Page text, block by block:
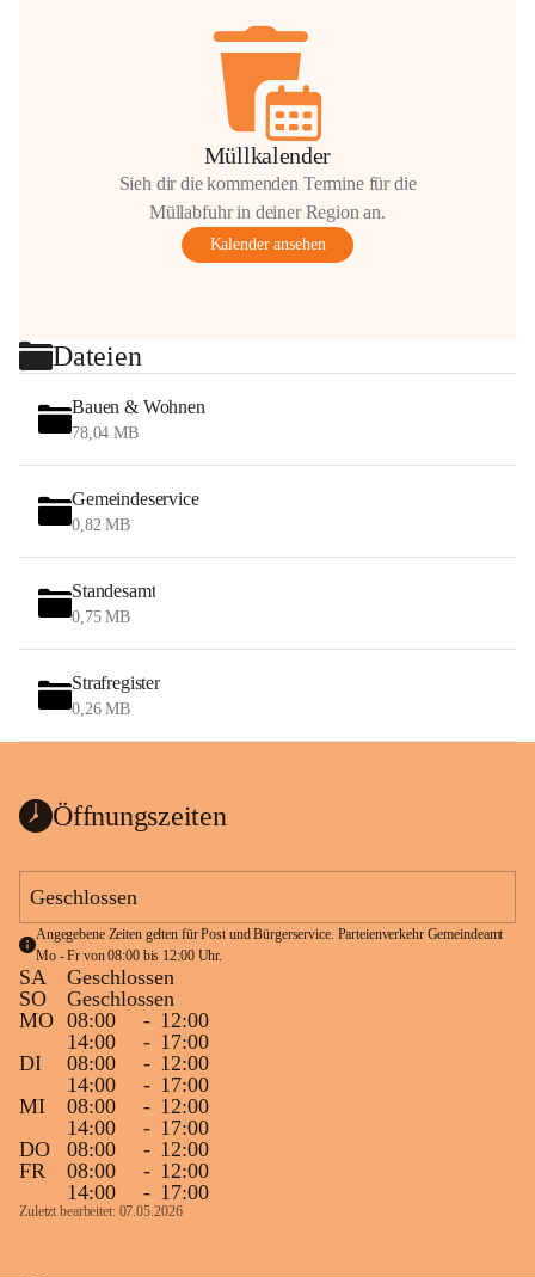
Müllkalender
Sieh dir die kommenden Termine für die
Müllabfuhr in deiner Region an.
Kalender ansehen
Dateien
Bauen & Wohnen
78,04 MB
Gemeindeservice
0,82 MB
Standesamt
0,75 MB
Strafregister
0,26 MB
Öffnungszeiten
Geschlossen
Angegebene Zeiten gelten für Post und Bürgerservice. Parteienverkehr Gemeindeamt
Mo - Fr von 08:00 bis 12:00 Uhr.
SA
Geschlossen
SO
Geschlossen
MO 08:00 - 12:00
14:00
- 17:00
DI
08:00 - 12:00
14:00
- 17:00
MI
08:00 - 12:00
14:00
- 17:00
DO
08:00 - 12:00
FR
08:00 - 12:00
14:00
- 17:00
Zuletzt bearbeitet: 07.05.2026